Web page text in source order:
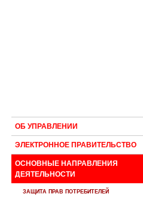
ОБ УПРАВЛЕНИИ
ЭЛЕКТРОННОЕ ПРАВИТЕЛЬСТВО
ОСНОВНЫЕ НАПРАВЛЕНИЯ
ДЕЯТЕЛЬНОСТИ
ЗАЩИТА ПРАВ ПОТРЕБИТЕЛЕЙ